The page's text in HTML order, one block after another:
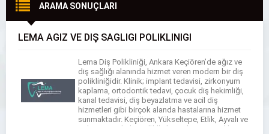
ARAMA SONUÇLARI
LEMA AĞIZ VE DİŞ SAĞLIĞI POLİKLİNİĞİ
Lema Diş Polikliniği, Ankara Keçiören’de ağız ve
diş sağlığı alanında hizmet veren modern bir diş
polikliniğidir. Klinik; implant tedavisi, zirkonyum
kaplama, ortodontik tedavi, çocuk diş hekimliği,
kanal tedavisi, diş beyazlatma ve acil diş
hizmetleri gibi birçok alanda hastalarına hizmet
sunmaktadır. Keçiören, Yükseltepe, Etlik, Ayvalı ve
Ankara geneli diş sağlığı ihtiyaçlarına yönelik